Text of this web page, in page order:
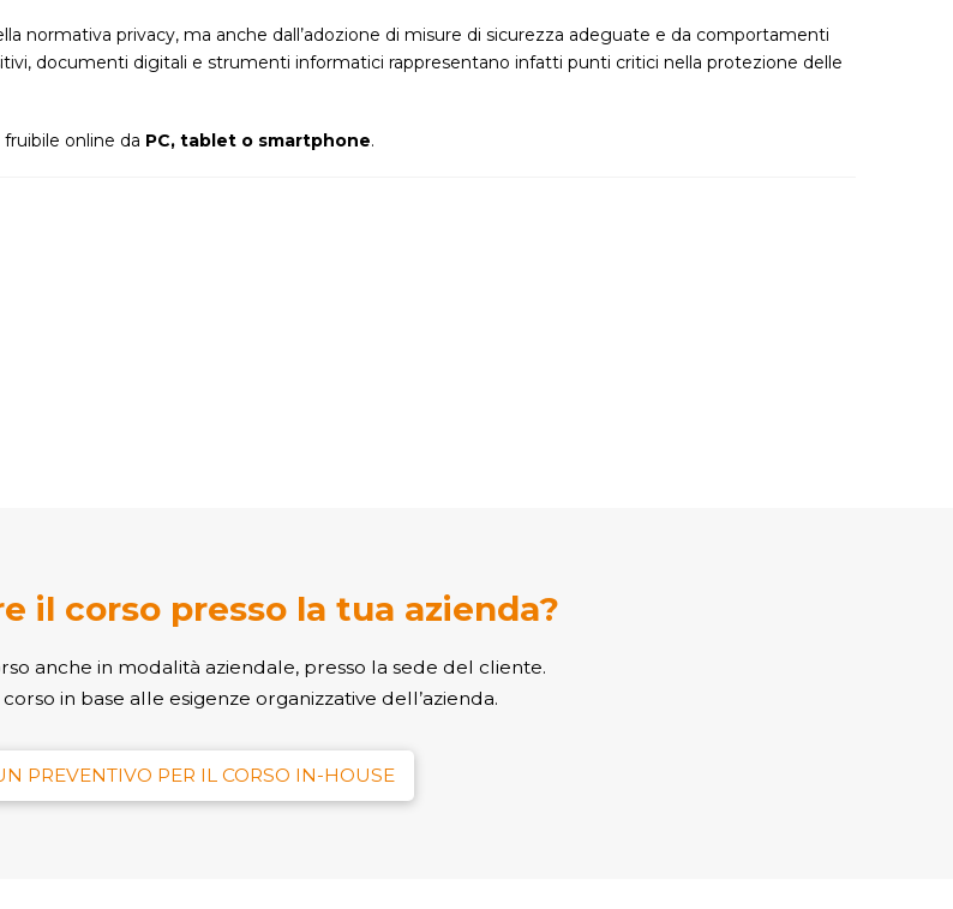
normativa privacy, ma anche dall’adozione di misure di sicurezza adeguate e da comportamenti
documenti digitali e strumenti informatici rappresentano infatti punti critici nella protezione delle
online da PC, tablet o smartphone.
il corso presso la tua azienda?
anche in modalità aziendale, presso la sede del cliente.
in base alle esigenze organizzative dell’azienda.
PREVENTIVO PER IL CORSO IN-HOUSE